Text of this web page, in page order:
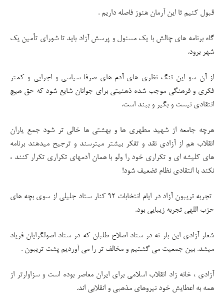
قبول کنیم تا این آرمان هنوز فاصله داریم .
گاه برنامه های چالش با یک مسئول و پرسش آزاد باید تا شورای تأمین یک
شهر برود.
از آن سو این تنگ نظری های آدم های صرفا سیاسی و اجرایی و کمتر
فکری و فرهنگی موجب شده ذهنیتی برای جوانان شایع شود که حق هیچ
انتقادی نیست و بگیر و ببند است.
هرچه جامعه از شهید مطهری ها و بهشتی ها خالی تر شود جمع یاران
انقلاب هم از آزادی نقد و تفکر بیشتر میترسند و ترجیح میدهند برنامه
های کلیشه ای و تکراری خود را ولو با همان آدمهای تکراری تکرار کنند ،
نکند با انتقادی نظام تضعیف شود!
تجربه تریبون آزاد در ایام انتخابات ۹۲ کنار ستاد جلیلی از سوی بچه های
حزب اللهی تجربه زیبایی بود.
شعار آزادی این بار نه در ستاد اصلاح طلبان که در ستاد اصولگرایان فریاد
میشد. بین جمعیت می گشتیم و مخالف تر را می آوردیم پشت تریبون .
آزادی ، خانه زاد انقلاب اسلامی برای ایران معاصر بوده است و سزاوارتر از
همه به اعطایش خود نیروهای مذهبی و انقلابی اند.